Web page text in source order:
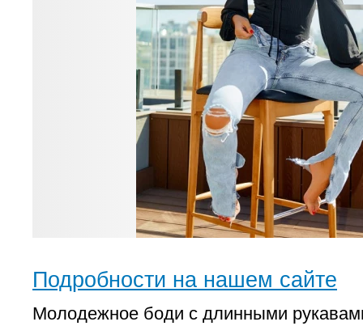
Подробности на нашем сайте
Молодежное боди с длинными